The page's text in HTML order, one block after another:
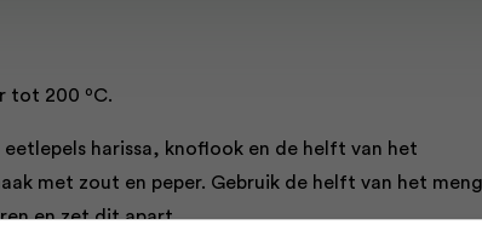
tot 200 ºC.
harissa, knoflook en de helft van het
met zout en peper. Gebruik de helft van het
en zet dit apart.